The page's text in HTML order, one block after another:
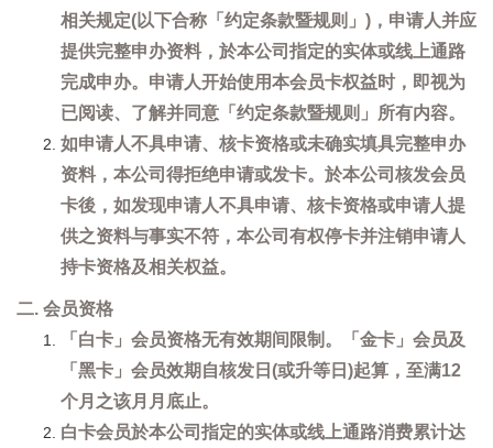
相关规定(以下合称「约定条款暨规则」)，申请人并应
提供完整申办资料，於本公司指定的实体或线上通路
完成申办。申请人开始使用本会员卡权益时，即视为
已阅读、了解并同意「约定条款暨规则」所有内容。
如申请人不具申请、核卡资格或未确实填具完整申办
资料，本公司得拒绝申请或发卡。於本公司核发会员
卡後，如发现申请人不具申请、核卡资格或申请人提
供之资料与事实不符，本公司有权停卡并注销申请人
持卡资格及相关权益。
二. 会员资格
「白卡」会员资格无有效期间限制。「金卡」会员及
「黑卡」会员效期自核发日(或升等日)起算，至满12
个月之该月月底止。
白卡会员於本公司指定的实体或线上通路消费累计达